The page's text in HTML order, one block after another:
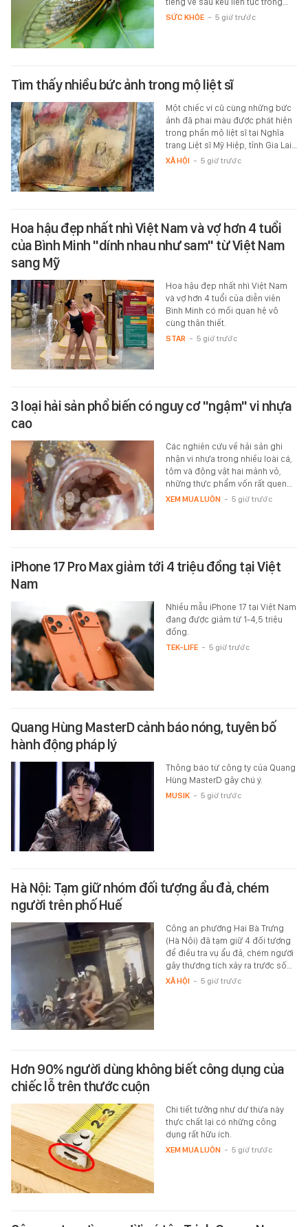
SỨC KHỎE - 5 giờ trước
Tìm thấy nhiều bức ảnh trong mộ liệt sĩ
Một chiếc ví cũ cùng những bức
ảnh đã phai màu được phát hiện
trong phần mộ liệt sĩ tại Nghĩa
trang Liệt sĩ Mỹ Hiệp, tỉnh Gia Lai…
XÃ HỘI - 5 giờ trước
Hoa hậu đẹp nhất nhì Việt Nam và vợ hơn 4 tuổi
của Bình Minh "dính nhau như sam" từ Việt Nam
sang Mỹ
Hoa hậu đẹp nhất nhì Việt Nam
và vợ hơn 4 tuổi của diễn viên
Bình Minh có mối quan hệ vô
cùng thân thiết.
STAR - 5 giờ trước
3 loại hải sản phổ biến có nguy cơ "ngậm" vi nhựa
cao
Các nghiên cứu về hải sản ghi
nhận vi nhựa trong nhiều loài cá,
tôm và động vật hai mảnh vỏ,
những thực phẩm vốn rất quen…
XEM MUA LUÔN - 5 giờ trước
iPhone 17 Pro Max giảm tới 4 triệu đồng tại Việt
Nam
Nhiều mẫu iPhone 17 tại Việt Nam
đang được giảm từ 1-4,5 triệu
đồng.
TEK-LIFE - 5 giờ trước
Quang Hùng MasterD cảnh báo nóng, tuyên bố
hành động pháp lý
Thông báo từ công ty của Quang
Hùng MasterD gây chú ý.
MUSIK - 5 giờ trước
Hà Nội: Tạm giữ nhóm đối tượng ẩu đả, chém
người trên phố Huế
Công an phường Hai Bà Trưng
(Hà Nội) đã tạm giữ 4 đối tượng
để điều tra vụ ẩu đả, chém người
gây thương tích xảy ra trước số…
XÃ HỘI - 5 giờ trước
Hơn 90% người dùng không biết công dụng của
chiếc lỗ trên thước cuộn
Chi tiết tưởng như dư thừa này
thực chất lại có những công
dụng rất hữu ích.
XEM MUA LUÔN - 5 giờ trước